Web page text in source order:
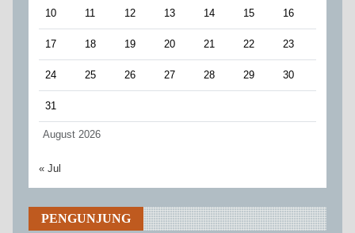
August 2026
10 11 12 13 14 15 16
17 18 19 20 21 22 23
24 25 26 27 28 29 30
31
« Jul
PENGUNJUNG